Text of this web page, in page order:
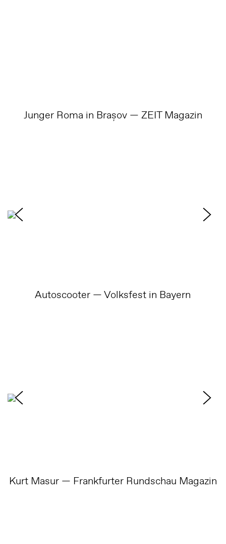
Junger Roma in Brașov — ZEIT Magazin
Autoscooter — Volksfest in Bayern
Kurt Masur — Frankfurter Rundschau Magazin